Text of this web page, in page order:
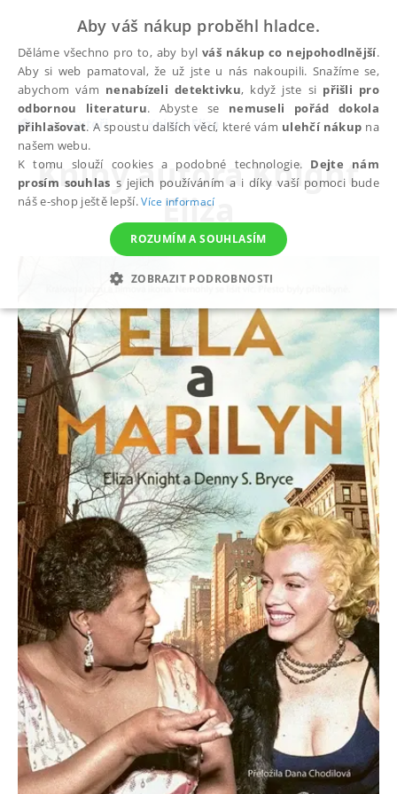
autoři Knight Eliza
Knihy autoraKnight
Eliza
Aby váš nákup proběhl hladce.
Děláme všechno pro to, aby bylváš nákup co nejpohodlnější.
Aby si web pamatoval, že už jste u nás nakoupili. Snažíme se,
abychom vám nenabízeli detektivku, když jste si přišli pro
odbornou literaturu. Abyste se nemuseli pořád dokola
přihlašovat. A spoustu dalších věcí, které vám ulehčí nákup na
našem webu.
K tomu slouží cookies a podobné technologie. Dejte nám
prosím souhlas s jejich používáním a i díky vaší pomoci bude
náš e-shop ještě lepší.Více informací
ROZUMÍM A SOUHLASÍM
ZOBRAZIT PODROBNOSTI
NEZBYTNÉ ANALYTICKÉ MARKETINGOVÉ
FUNKČNÍ NEZAŘAZENÉ SOUBORY
Nezbytné Analytické Marketingové
Funkční
Nezařazené soubory
Nezbytně nutné soubory cookie umožňují základní funkce webových
stránek, jako je přihlášení uživatele a správa účtu. Webové stránky nelze
bez nezbytně nutných souborů cookie správně používat.
Název
Provider /
Doména
Vyprší Popis
CookieScriptConsent
CookieScript
www.grada.cz
1 měsíc
Tento soubor
cookie
používá
služba
Cookie-
Script.com k
zapamatování
předvoleb
souhlasu se
soubory
cookie
návštěvníků.
Je nutné, aby
banner
cookie
Cookie-
Script.com
fungoval